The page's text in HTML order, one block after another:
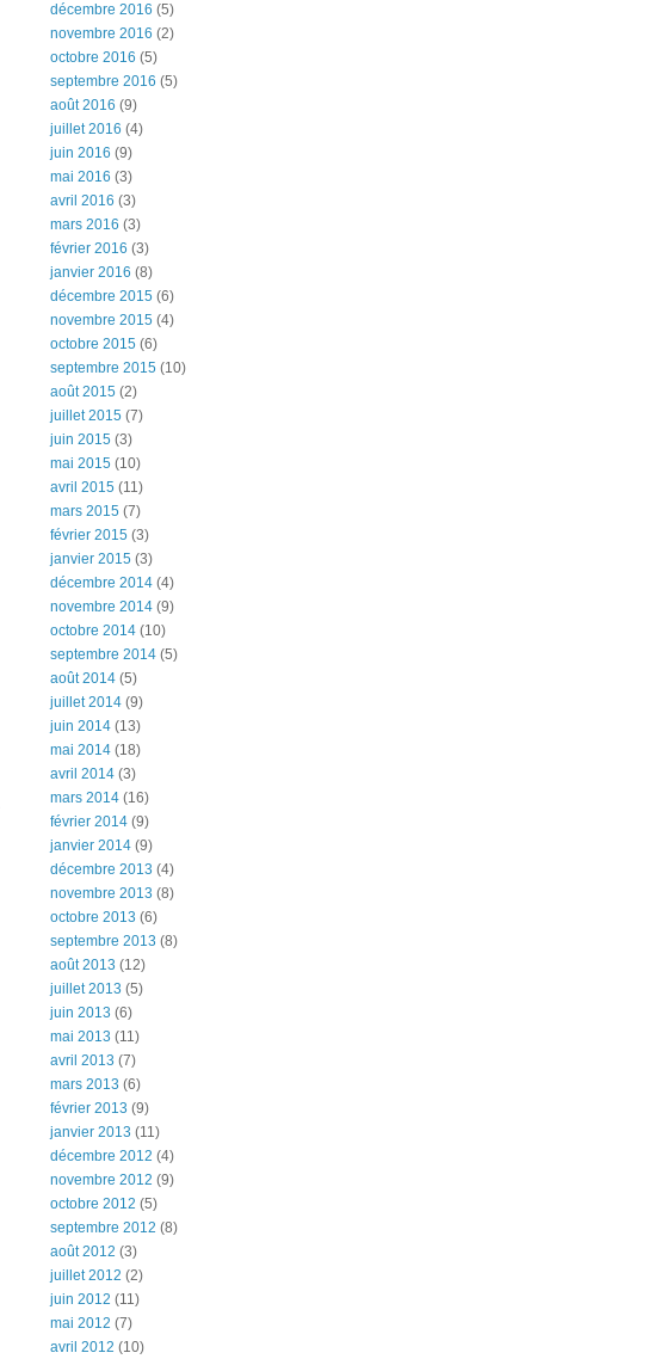
décembre 2016 (5)
novembre 2016 (2)
octobre 2016 (5)
septembre 2016 (5)
août 2016 (9)
juillet 2016 (4)
juin 2016 (9)
mai 2016 (3)
avril 2016 (3)
mars 2016 (3)
février 2016 (3)
janvier 2016 (8)
décembre 2015 (6)
novembre 2015 (4)
octobre 2015 (6)
septembre 2015 (10)
août 2015 (2)
juillet 2015 (7)
juin 2015 (3)
mai 2015 (10)
avril 2015 (11)
mars 2015 (7)
février 2015 (3)
janvier 2015 (3)
décembre 2014 (4)
novembre 2014 (9)
octobre 2014 (10)
septembre 2014 (5)
août 2014 (5)
juillet 2014 (9)
juin 2014 (13)
mai 2014 (18)
avril 2014 (3)
mars 2014 (16)
février 2014 (9)
janvier 2014 (9)
décembre 2013 (4)
novembre 2013 (8)
octobre 2013 (6)
septembre 2013 (8)
août 2013 (12)
juillet 2013 (5)
juin 2013 (6)
mai 2013 (11)
avril 2013 (7)
mars 2013 (6)
février 2013 (9)
janvier 2013 (11)
décembre 2012 (4)
novembre 2012 (9)
octobre 2012 (5)
septembre 2012 (8)
août 2012 (3)
juillet 2012 (2)
juin 2012 (11)
mai 2012 (7)
avril 2012 (10)